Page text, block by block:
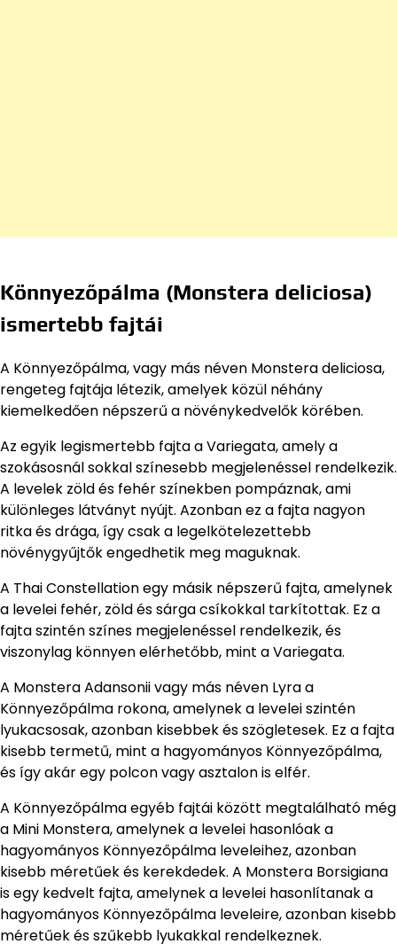
Könnyezőpálma (Monstera deliciosa)
ismertebb fajtái
A Könnyezőpálma, vagy más néven Monstera deliciosa,
rengeteg fajtája létezik, amelyek közül néhány
kiemelkedően népszerű a növénykedvelők körében.
Az egyik legismertebb fajta a Variegata, amely a
szokásosnál sokkal színesebb megjelenéssel rendelkezik.
A levelek zöld és fehér színekben pompáznak, ami
különleges látványt nyújt. Azonban ez a fajta nagyon
ritka és drága, így csak a legelkötelezettebb
növénygyűjtők engedhetik meg maguknak.
A Thai Constellation egy másik népszerű fajta, amelynek
a levelei fehér, zöld és sárga csíkokkal tarkítottak. Ez a
fajta szintén színes megjelenéssel rendelkezik, és
viszonylag könnyen elérhetőbb, mint a Variegata.
A Monstera Adansonii vagy más néven Lyra a
Könnyezőpálma rokona, amelynek a levelei szintén
lyukacsosak, azonban kisebbek és szögletesek. Ez a fajta
kisebb termetű, mint a hagyományos Könnyezőpálma,
és így akár egy polcon vagy asztalon is elfér.
A Könnyezőpálma egyéb fajtái között megtalálható még
a Mini Monstera, amelynek a levelei hasonlóak a
hagyományos Könnyezőpálma leveleihez, azonban
kisebb méretűek és kerekdedek. A Monstera Borsigiana
is egy kedvelt fajta, amelynek a levelei hasonlítanak a
hagyományos Könnyezőpálma leveleire, azonban kisebb
méretűek és szűkebb lyukakkal rendelkeznek.